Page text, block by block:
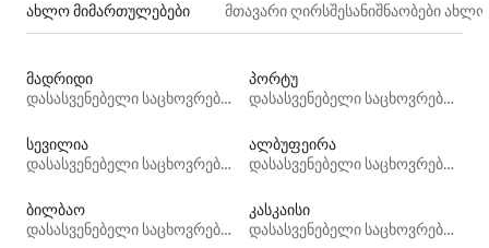
ახლო მიმართულებები მთავარი ღირსშესანიშნაობები
მადრიდი
დასასვენებელი საცხოვრებლები
პორტუ
დასასვენებელი საცხოვრებლები
სევილია
დასასვენებელი საცხოვრებლები
ალბუფეირა
დასასვენებელი საცხოვრებლები
ბილბაო
დასასვენებელი საცხოვრებლები
კასკაისი
დასასვენებელი საცხოვრებლები